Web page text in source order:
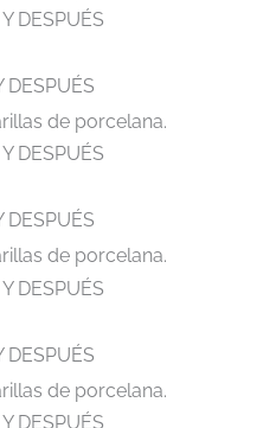
DESPUÉS
de porcelana.
DESPUÉS
de porcelana.
DESPUÉS
de porcelana.